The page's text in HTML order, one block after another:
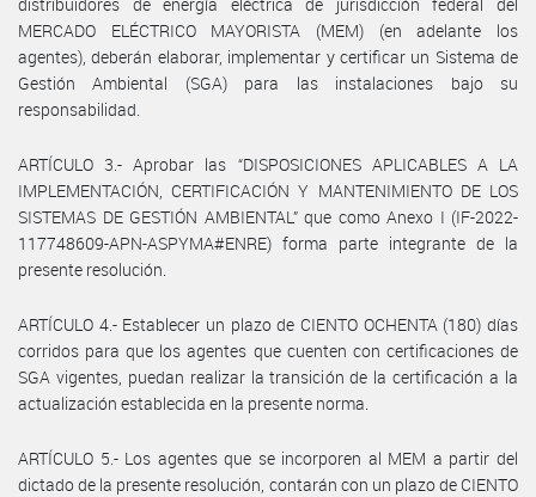
MERCADO ELÉCTRICO MAYORISTA (MEM) (en adelante los
agentes), deberán elaborar, implementar y certificar un Sistema de
Gestión Ambiental (SGA) para las instalaciones bajo su
responsabilidad.
ARTÍCULO 3.- Aprobar las “DISPOSICIONES APLICABLES A LA
IMPLEMENTACIÓN, CERTIFICACIÓN Y MANTENIMIENTO DE LOS
SISTEMAS DE GESTIÓN AMBIENTAL” que como Anexo I (IF-2022-
117748609-APN-ASPYMA#ENRE) forma parte integrante de la
presente resolución.
ARTÍCULO 4.- Establecer un plazo de CIENTO OCHENTA (180) días
corridos para que los agentes que cuenten con certificaciones de
SGA vigentes, puedan realizar la transición de la certificación a la
actualización establecida en la presente norma.
ARTÍCULO 5.- Los agentes que se incorporen al MEM a partir del
dictado de la presente resolución, contarán con un plazo de CIENTO